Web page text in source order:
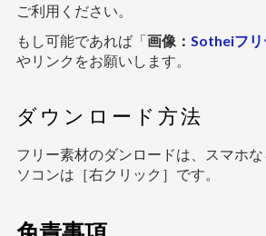
ご利用ください。
もし可能であれば「画像： Sotheiフリ
やリンクをお願いします。
ダウンロード方法
フリー素材のダンロードは、スマホ
ソコンは［右クリック］です。